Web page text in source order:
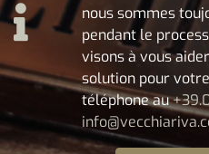
nous sommes
pendant le
visons à vous
solution pour
téléphone au